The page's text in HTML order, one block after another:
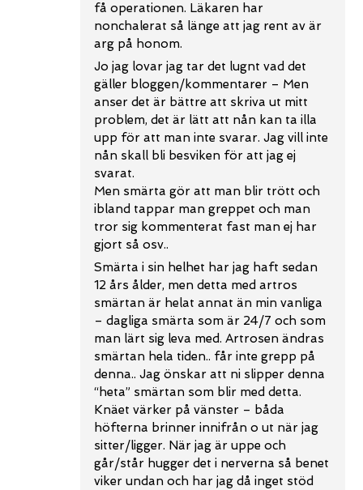
få operationen. Läkaren har
nonchalerat så länge att jag rent av är
arg på honom.
Jo jag lovar jag tar det lugnt vad det
gäller bloggen/kommentarer – Men
anser det är bättre att skriva ut mitt
problem, det är lätt att nån kan ta illa
upp för att man inte svarar. Jag vill inte
nån skall bli besviken för att jag ej
svarat.
Men smärta gör att man blir trött och
ibland tappar man greppet och man
tror sig kommenterat fast man ej har
gjort så osv..
Smärta i sin helhet har jag haft sedan
12 års ålder, men detta med artros
smärtan är helat annat än min vanliga
– dagliga smärta som är 24/7 och som
man lärt sig leva med. Artrosen ändras
smärtan hela tiden.. får inte grepp på
denna.. Jag önskar att ni slipper denna
“heta” smärtan som blir med detta.
Knäet värker på vänster – båda
höfterna brinner innifrån o ut när jag
sitter/ligger. När jag är uppe och
går/står hugger det i nerverna så benet
viker undan och har jag då inget stöd